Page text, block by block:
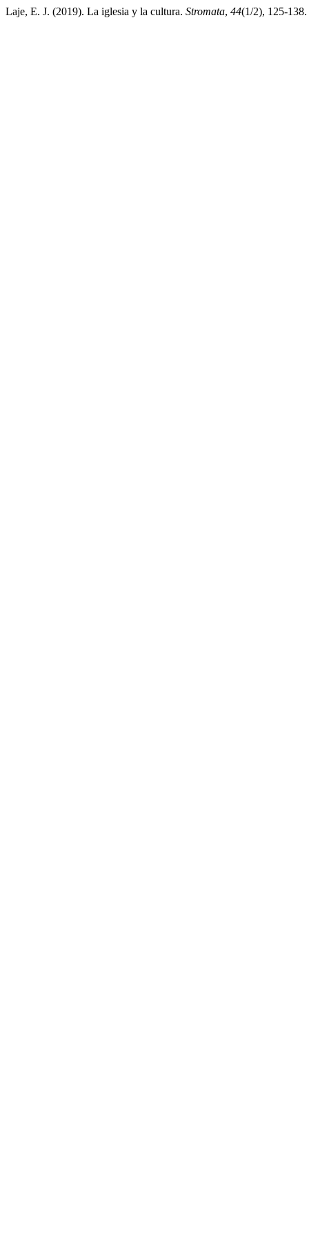
Laje, E. J. (2019). La iglesia y la cultura. Stromata, 44(1/2), 125-138.